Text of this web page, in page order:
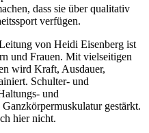
dass sie über qualitativ
verfügen.
von Heidi Eisenberg ist
und Frauen. Mit vielseitigen
wird Kraft, Ausdauer,
Schulter- und
und
gestärkt.
hier nicht.